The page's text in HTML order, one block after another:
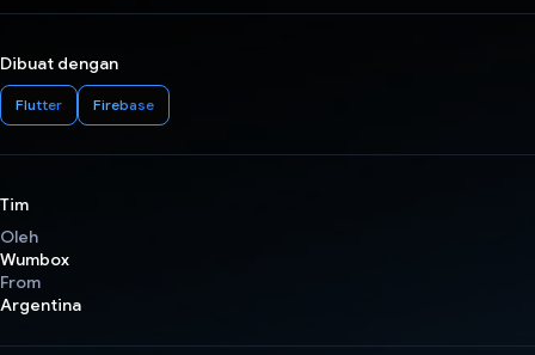
Dibuat dengan
Flutter Firebase
Tim
Oleh
Wumbox
From
Argentina